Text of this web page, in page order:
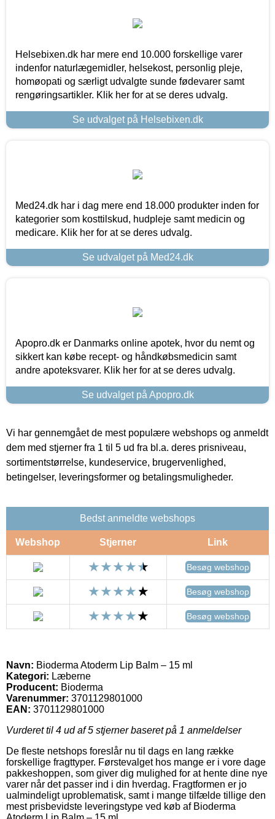
Helsebixen.dk har mere end 10.000 forskellige varer
indenfor naturlægemidler, helsekost, personlig pleje,
homøopati og særligt udvalgte sunde fødevarer samt
rengøringsartikler. Klik her for at se deres udvalg.
Se udvalget på Helsebixen.dk
Med24.dk har i dag mere end 18.000 produkter inden for
kategorier som kosttilskud, hudpleje samt medicin og
medicare. Klik her for at se deres udvalg.
Se udvalget på Med24.dk
Apopro.dk er Danmarks online apotek, hvor du nemt og
sikkert kan købe recept- og håndkøbsmedicin samt
andre apoteksvarer. Klik her for at se deres udvalg.
Se udvalget på Apopro.dk
Vi har gennemgået de mest populære webshops og anmeldt
dem med stjerner fra 1 til 5 ud fra bl.a. deres prisniveau,
sortimentstørrelse, kundeservice, brugervenlighed,
betingelser, leveringsformer og betalingsmuligheder.
Bedst anmeldte webshops
Webshop Stjerner Link
Besøg webshop
Besøg webshop
Besøg webshop
Navn: Bioderma Atoderm Lip Balm – 15 ml
Kategori: Læberne
Producent: Bioderma
Varenummer: 3701129801000
EAN: 3701129801000
Vurderet til 4 ud af 5 stjerner baseret på 1 anmeldelser
De fleste netshops foreslår nu til dags en lang række
forskellige fragttyper. Førstevalget hos mange er i vore dage
pakkeshoppen, som giver dig mulighed for at hente dine nye
varer når det passer ind i din hverdag. Fragtformen er jo
ualmindeligt uproblematisk, samt i mange tilfælde tillige den
mest prisbevidste leveringstype ved køb af Bioderma